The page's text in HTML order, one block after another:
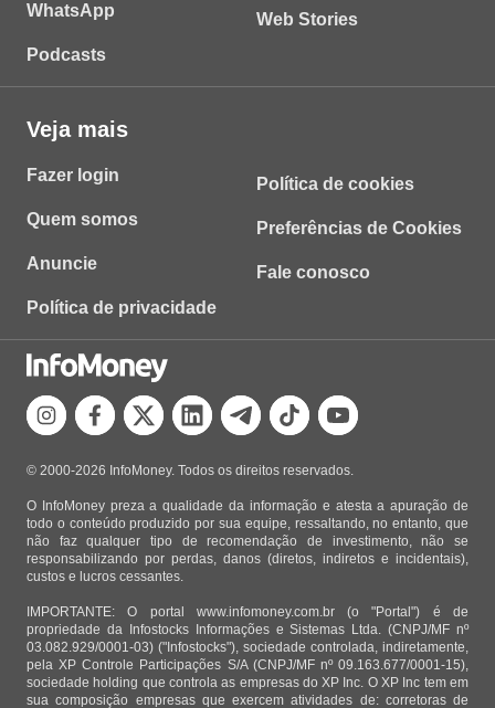
WhatsApp
Podcasts
Web Stories
Veja mais
Fazer login
Quem somos
Anuncie
Política de privacidade
Política de cookies
Preferências de Cookies
Fale conosco
© 2000-2026 InfoMoney. Todos os direitos reservados.
O InfoMoney preza a qualidade da informação e atesta a apuração de
todo o conteúdo produzido por sua equipe, ressaltando, no entanto, que
não faz qualquer tipo de recomendação de investimento, não se
responsabilizando por perdas, danos (diretos, indiretos e incidentais),
custos e lucros cessantes.
IMPORTANTE: O portal www.infomoney.com.br (o "Portal") é de
propriedade da Infostocks Informações e Sistemas Ltda. (CNPJ/MF nº
03.082.929/0001-03) ("Infostocks"), sociedade controlada, indiretamente,
pela XP Controle Participações S/A (CNPJ/MF nº 09.163.677/0001-15),
sociedade holding que controla as empresas do XP Inc. O XP Inc tem em
sua composição empresas que exercem atividades de: corretoras de